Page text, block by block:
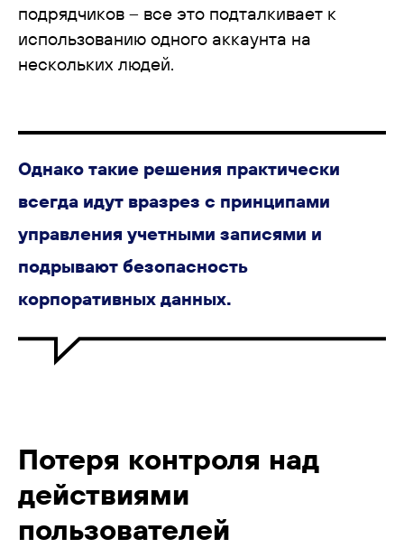
подрядчиков – все это подталкивает к
использованию одного аккаунта на
нескольких людей.
Однако такие решения практически
всегда идут вразрез с принципами
управления учетными записями и
подрывают безопасность
корпоративных данных.
Потеря контроля над
действиями
пользователей